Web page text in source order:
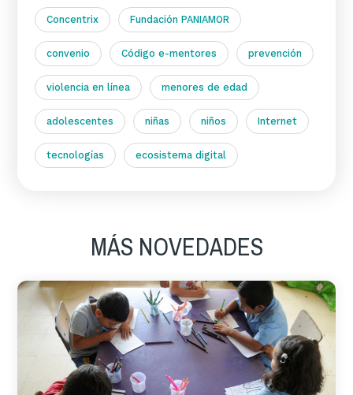
Concentrix Fundación PANIAMOR
convenio Código e-mentores prevención
violencia en línea menores de edad
adolescentes niñas niños Internet
tecnologías ecosistema digital
MÁS NOVEDADES